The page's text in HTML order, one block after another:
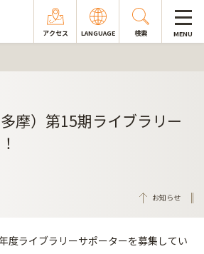
アクセス LANGUAGE 検索 MENU
多摩）第15期ライブラリー
お知らせ
度ライブラリーサポーターを募集してい